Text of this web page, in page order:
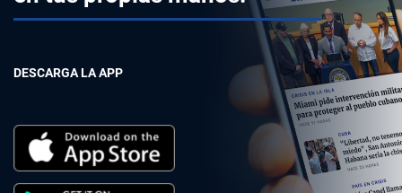
DESCARGA LA APP